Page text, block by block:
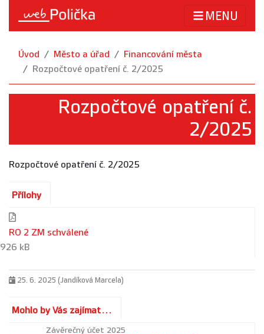
MENU
Úvod Město a úřad
Financování města
Rozpočtové opatření č. 2/2025
Rozpočtové opatření č.
2/2025
Rozpočtové opatření č. 2/2025
Přílohy
RO 2 ZM schválené
926 kB
25. 6. 2025 (Jandíková Marcela)
Mohlo by Vás zajímat...
Závěrečný účet 2025